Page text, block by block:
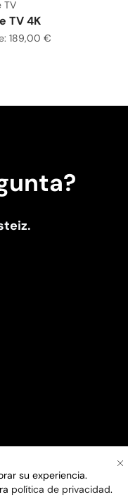
TV
TV 4K
189,00€
su experiencia.
política de privacidad.